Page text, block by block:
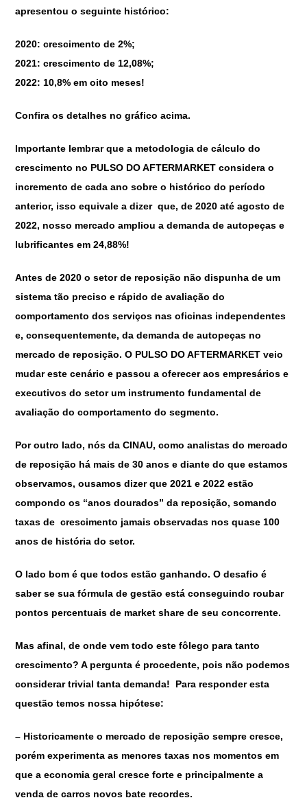
apresentou o seguinte histórico:
2020: crescimento de 2%;
2021: crescimento de 12,08%;
2022: 10,8% em oito meses!
Confira os detalhes no gráfico acima.
Importante lembrar que a metodologia de cálculo do
crescimento no PULSO DO AFTERMARKET considera o
incremento de cada ano sobre o histórico do período
anterior, isso equivale a dizer que, de 2020 até agosto de
2022, nosso mercado ampliou a demanda de autopeças e
lubrificantes em 24,88%!
Antes de 2020 o setor de reposição não dispunha de um
sistema tão preciso e rápido de avaliação do
comportamento dos serviços nas oficinas independentes
e, consequentemente, da demanda de autopeças no
mercado de reposição. O PULSO DO AFTERMARKETveio
mudar este cenário e passou a oferecer aos empresários e
executivos do setor um instrumento fundamental de
avaliação do comportamento do segmento.
Por outro lado, nós da CINAU, como analistas do mercado
de reposição há mais de 30 anos e diante do que estamos
observamos, ousamos dizer que 2021 e 2022 estão
compondo os “anos dourados” da reposição, somando
taxas de crescimento jamais observadas nos quase 100
anos de história do setor.
O lado bom é que todos estão ganhando. O desafio é
saber se sua fórmula de gestão está conseguindo roubar
pontos percentuais de market share de seu concorrente.
Mas afinal, de onde vem todo este fôlego para tanto
crescimento? A pergunta é procedente, pois não podemos
considerar trivial tanta demanda! Para responder esta
questão temos nossa hipótese:
– Historicamente o mercado de reposição sempre cresce,
porém experimenta as menores taxas nos momentos em
que a economia geral cresce forte e principalmente a
venda de carros novos bate recordes.